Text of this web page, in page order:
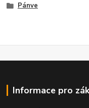
Pánve
Informace pro